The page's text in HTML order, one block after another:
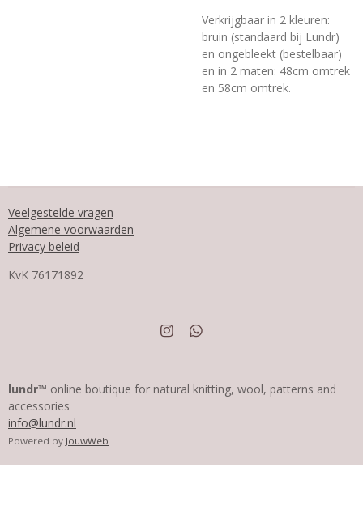
Verkrijgbaar in 2 kleuren:
bruin (standaard bij Lundr)
en ongebleekt (bestelbaar)
en in 2 maten: 48cm omtrek
en 58cm omtrek.
Veelgestelde vragen
Algemene voorwaarden
Privacy beleid
KvK 76171892
I
a
W
s
lundr™ online boutique for natural knitting, wool, patterns and
accessories
info@lundr.nl
Powered by JouwWeb